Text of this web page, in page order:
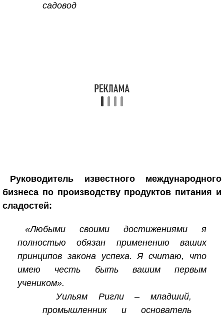
садовод
Руководитель известного международного
бизнеса по производству продуктов питания и
сладостей:
«Любыми своими достижениями я
полностью обязан применению ваших
принципов закона успеха. Я считаю, что
имею честь быть вашим первым
учеником».
Уильям Ригли – младший,
промышленник и основатель